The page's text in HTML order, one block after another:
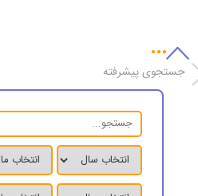
جستجوی پیشرفته